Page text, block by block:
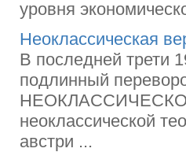
уровня
Неоклассическая
В последней трети
подлинный
НЕОКЛАССИЧЕСКОЕ
неоклассической
австри ...